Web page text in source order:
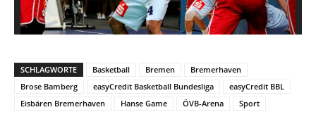
SCHLAGWORTE Basketball Bremen
Bremerhaven
Brose Bamberg
easyCredit Basketball Bundesliga
easyCredit BBL
Eisbären Bremerhaven
Hanse Game ÖVB-Arena Sport